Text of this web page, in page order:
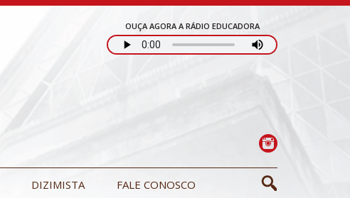
OUÇA AGORA A RÁDIO EDUCADORA
DIZIMISTA FALE CONOSCO